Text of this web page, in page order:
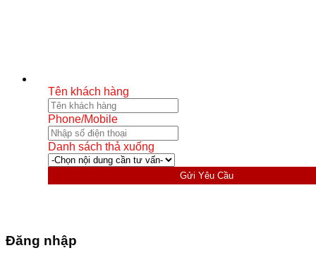
Tên khách hàng
Phone/Mobile
Danh sách thả xuống
Gửi Yêu Cầu
Đăng nhập